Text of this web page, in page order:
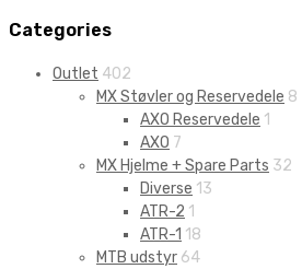
Socks
Categories
Outlet 402
MX Støvler og Reservedele 8
AXO Reservedele 1
AXO 7
MX Hjelme + Spare Parts 32
Diverse 13
ATR-2 1
ATR-1 18
MTB udstyr 64